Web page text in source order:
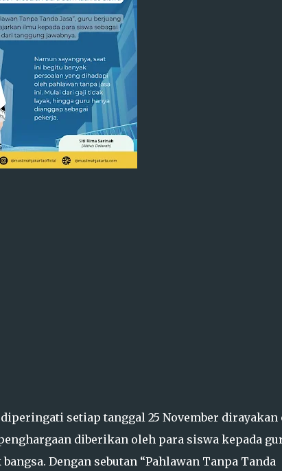
setiap tanggal 25 November dirayakan
diberikan oleh para siswa kepada
Dengan sebutan “Pahlawan Tanpa Tanda